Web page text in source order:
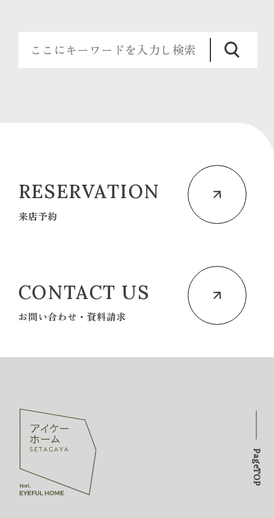
RESERVATION
来店予約
CONTACT US
お問い合わせ・資料請求
PageTOP